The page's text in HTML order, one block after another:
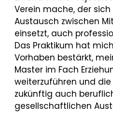
Verein mache, der
Austausch zwischen
einsetzt, auch
Das Praktikum hat
Vorhaben bestärkt,
Master im Fach
weiterzuführen und
zukünftig auch
gesellschaftlichen